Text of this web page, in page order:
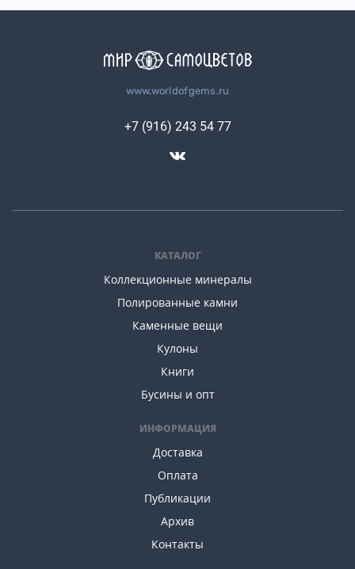
www.worldofgems.ru
КАТАЛОГ
Коллекционные минералы
Полированные камни
Каменные вещи
Кулоны
Книги
Бусины и опт
ИНФОРМАЦИЯ
Доставка
Оплата
Публикации
Архив
Контакты
+7 (916) 243 54 77